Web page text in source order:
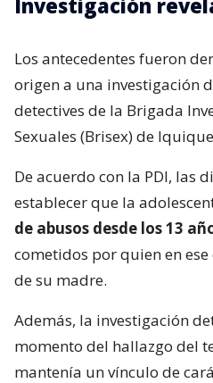
Los antecedentes fueron
origen a una investigación
detectives de la Brigada
Sexuales (Brisex) de
De acuerdo con la PDI, las
establecer que la
de abusos desde los 13
cometidos por quien en
de su madre.
Además, la investigación
momento del hallazgo del
mantenía un vínculo de